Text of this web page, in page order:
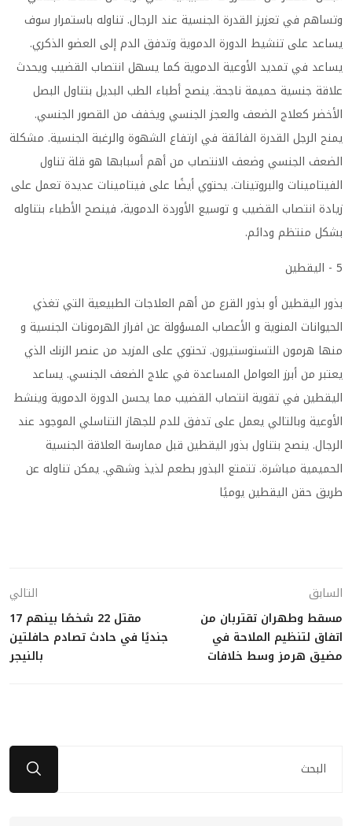
وتساهم في تعزيز القدرة الجنسية عند الرجال. تناوله باستمرار سوف
يساعد على تنشيط الدورة الدموية وتدفق الدم إلى العضو الذكري.
يساعد في تمديد الأوعية الدموية كما يسهل انتصاب القضيب ويحدث
علاقة جنسية حميمة ناجحة. ينصح أطباء الطب البديل بتناول البصل
الأخضر كعلاج الضعف والعجز الجنسي ويخفف من القصور الجنسي.
يمنح الرجل القدرة الفائقة في ارتفاع الشهوة والرغبة الجنسية. مشكلة
الضعف الجنسي وضعف الانتصاب من أهم أسبابها هو قلة تناول
الفيتامينات والبروتينات. يحتوي أيضًا على فيتامينات عديدة تعمل على
زيادة انتصاب القضيب و توسيع الأوردة الدموية، فينصح الأطباء بتناوله
بشكل منتظم ودائم.
5 - اليقطين
بذور اليقطين أو بذور القرع من أهم العلاجات الطبيعية التي تغذي
الحيوانات المنوية و الأعصاب المسؤولة عن افراز الهرمونات الجنسية و
منها هرمون التستوستيرون. تحتوي على المزيد من عنصر الزنك الذي
يعتبر من أبرز العوامل المساعدة في علاج الضعف الجنسي. يساعد
اليقطين في تقوية انتصاب القضيب مما يحسن الدورة الدموية وينشط
الأوعية وبالتالي يعمل على تدفق للدم للجهاز التناسلي الموجود عند
الرجال. ينصح بتناول بذور اليقطين قبل ممارسة العلاقة الجنسية
الحميمية مباشرة. تتمتع البذور بطعم لذيذ وشهي. يمكن تناوله عن
طريق حقن اليقطين يوميًا
السابق
مسقط وطهران تقتربان من
اتفاق لتنظيم الملاحة في
مضيق هرمز وسط خلافات
التالي
مقتل 22 شخصًا بينهم 17
جنديًا في حادث تصادم حافلتين
بالنيجر